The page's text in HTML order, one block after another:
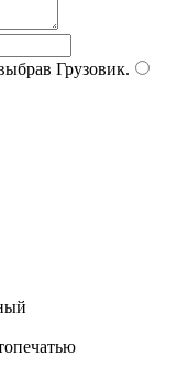
Грузовик.